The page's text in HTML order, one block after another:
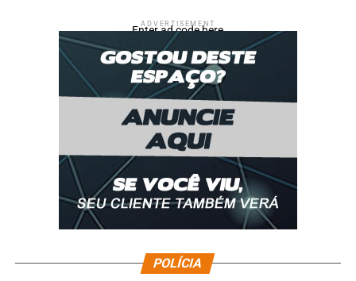
Pelourinho, no Centro Histórico de Salvador, por Márcio
ADVERTISEMENT
Enter ad code here
POLÍCIA